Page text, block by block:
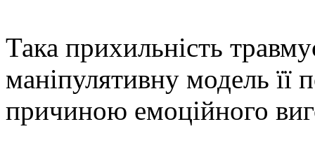
Така прихильність
маніпулятивну модель її
причиною емоційного